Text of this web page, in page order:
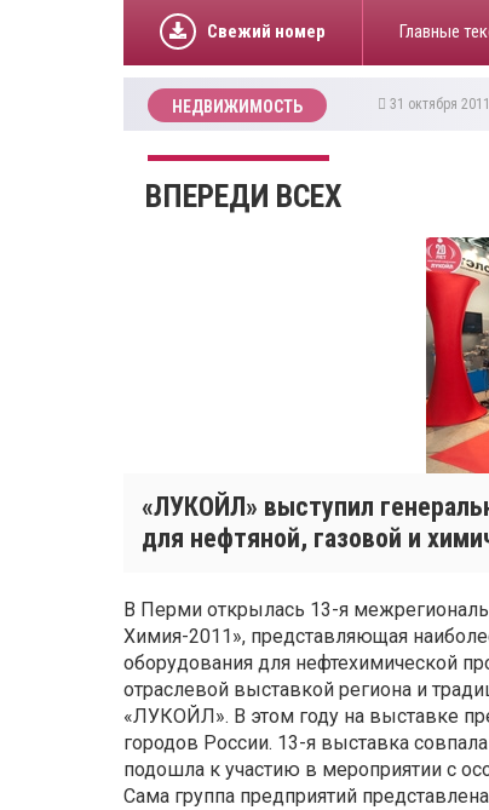
Свежий номер Главные
НЕДВИЖИМОСТЬ 31 октября
ВПЕРЕДИ ВСЕХ
«ЛУКОЙЛ» выступил
для нефтяной, газовой и
В Перми открылась 13-я
Химия-2011», представляющая
оборудования для нефтехимической
отраслевой выставкой региона и
«ЛУКОЙЛ». В этом году на выставке
городов России. 13-я выставка
подошла к участию в мероприятии с
Сама группа предприятий